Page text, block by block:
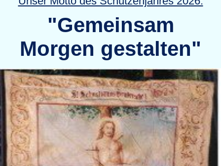
"Gemeinsam
Morgen gestalten"